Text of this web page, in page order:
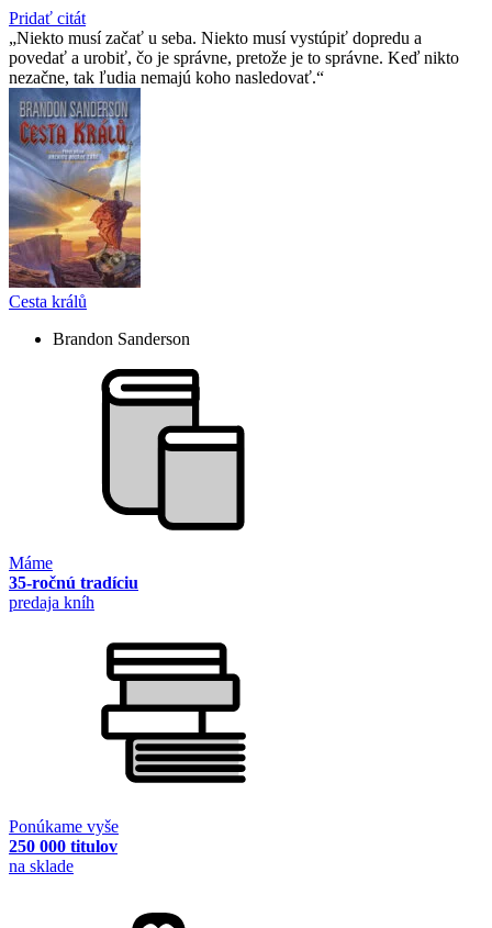
Pridať citát
Niekto musí začať u seba. Niekto musí vystúpiť dopredu a
povedať a urobiť, čo je správne, pretože je to správne. Keď nikto
nezačne, tak ľudia nemajú koho nasledovať.
Cesta králů
Brandon Sanderson
Máme
35-ročnú tradíciu
predaja kníh
Ponúkame vyše
250 000 titulov
na sklade